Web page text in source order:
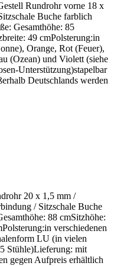
Rundrohr vorne 18 x
Buche farblich
Gesamthöhe: 85
49 cmPolsterung:in
Orange, Rot (Feuer),
(Ozean) und Violett (siehe
Unterstützung)stapelbar
Deutschlands werden
20 x 1,5 mm /
/ Sitzschale Buche
88 cmSitzhöhe:
verschiedenen
LU (in vielen
Stühle)Lieferung: mit
gegen Aufpreis erhältlich